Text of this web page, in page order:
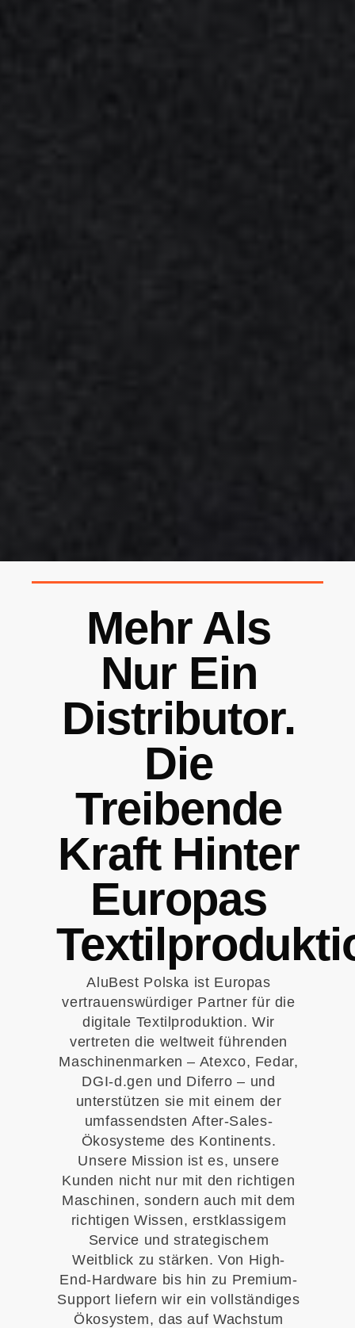
Mehr Als
Nur Ein
Distributor.
Die
Treibende
Kraft Hinter
Europas
AluBest Polska ist Europas
vertrauenswürdiger Partner für die
digitale Textilproduktion. Wir
vertreten die weltweit führenden
Maschinenmarken – Atexco, Fedar,
DGI-d.gen und Diferro – und
unterstützen sie mit einem der
umfassendsten After-Sales-
Ökosysteme des Kontinents.
Unsere Mission ist es, unsere
Kunden nicht nur mit den richtigen
Maschinen, sondern auch mit dem
richtigen Wissen, erstklassigem
Service und strategischem
Weitblick zu stärken. Von High-
End-Hardware bis hin zu Premium-
Support liefern wir ein vollständiges
Ökosystem, das auf Wachstum